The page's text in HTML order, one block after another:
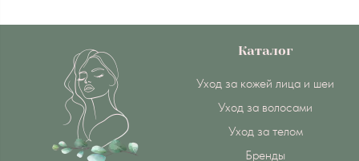
Каталог
Уход за кожей лица и шеи
Уход за волосами
Уход за телом
Бренды